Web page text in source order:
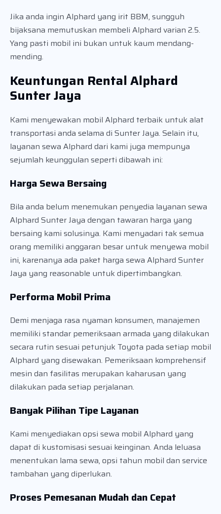
Jika anda ingin Alphard yang irit BBM, sungguh
bijaksana memutuskan membeli Alphard varian 2.5.
Yang pasti mobil ini bukan untuk kaum mendang-
mending.
Keuntungan Rental Alphard
Sunter Jaya
Kami menyewakan mobil Alphard terbaik untuk alat
transportasi anda selama di Sunter Jaya. Selain itu,
layanan sewa Alphard dari kami juga mempunya
sejumlah keunggulan seperti dibawah ini:
Harga Sewa Bersaing
Bila anda belum menemukan penyedia layanan sewa
Alphard Sunter Jaya dengan tawaran harga yang
bersaing kami solusinya. Kami menyadari tak semua
orang memiliki anggaran besar untuk menyewa mobil
ini, karenanya ada paket harga sewa Alphard Sunter
Jaya yang reasonable untuk dipertimbangkan.
Performa Mobil Prima
Demi menjaga rasa nyaman konsumen, manajemen
memiliki standar pemeriksaan armada yang dilakukan
secara rutin sesuai petunjuk Toyota pada setiap mobil
Alphard yang disewakan. Pemeriksaan komprehensif
mesin dan fasilitas merupakan kaharusan yang
dilakukan pada setiap perjalanan.
Banyak Pilihan Tipe Layanan
Kami menyediakan opsi sewa mobil Alphard yang
dapat di kustomisasi sesuai keinginan. Anda leluasa
menentukan lama sewa, opsi tahun mobil dan service
tambahan yang diperlukan.
Proses Pemesanan Mudah dan Cepat